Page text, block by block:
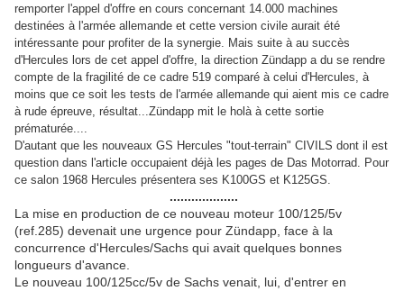
remporter l'appel d'offre en cours concernant 14.000 machines
destinées à l'armée allemande et cette version civile aurait été
intéressante pour profiter de la synergie. Mais suite à au succès
d'Hercules lors de cet appel d'offre, la direction Zündapp a du se rendre
compte de la fragilité de ce cadre 519 comparé à celui d'Hercules, à
moins que ce soit les tests de l'armée allemande qui aient mis ce cadre
à rude épreuve, résultat...Zündapp mit le holà à cette sortie
prématurée....
D'autant que les nouveaux GS Hercules "tout-terrain" CIVILS dont il est
question dans l'article occupaient déjà les pages de Das Motorrad. Pour
ce salon 1968 Hercules présentera ses K100GS et K125GS.
...................
La mise en production de ce nouveau moteur 100/125/5v
(ref.285) devenait une urgence pour Zündapp, face à la
concurrence d'Hercules/Sachs qui avait quelques bonnes
longueurs d'avance.
Le nouveau 100/125cc/5v de Sachs venait, lui, d'entrer en